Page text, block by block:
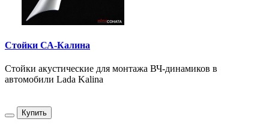
Стойки СА-Калина
Стойки акустические для монтажа ВЧ-динамиков в
автомобили Lada Kalina
Купить